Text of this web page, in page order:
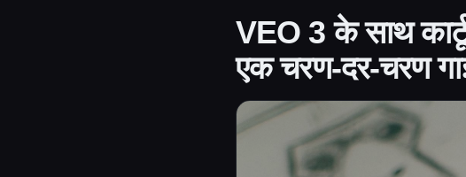
VEO 3 के साथ
एक चरण-दर-चरण